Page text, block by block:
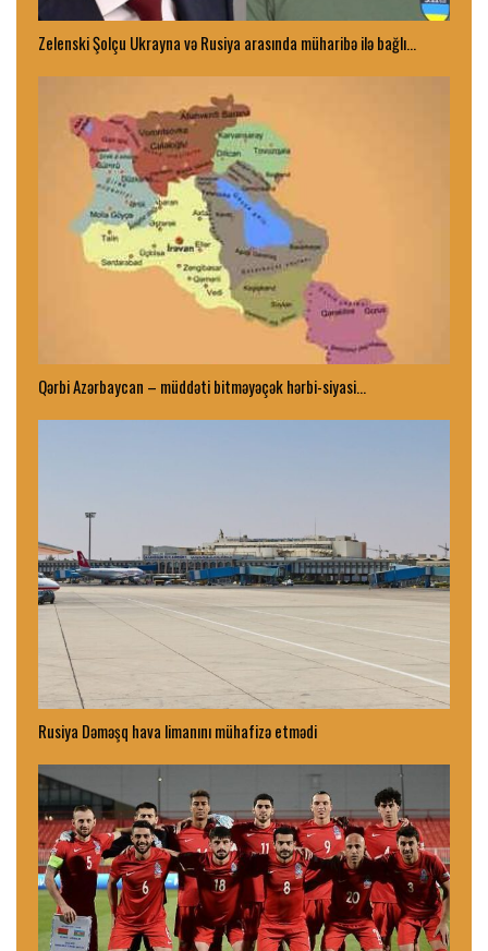
Zelenski Şolçu Ukrayna və Rusiya arasında müharibə ilə bağlı…
Qərbi Azərbaycan – müddəti bitməyəçək hərbi-siyasi…
Rusiya Dəməşq hava limanını mühafizə etmədi